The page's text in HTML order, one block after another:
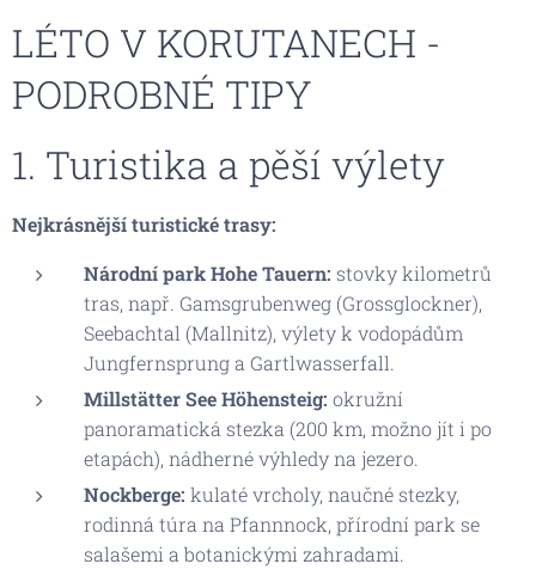
LÉTO V KORUTANECH -
PODROBNÉ TIPY
1. Turistika a pěší výlety
Nejkrásnější turistické trasy:
Národní park Hohe Tauern: stovky kilometrů
tras, např. Gamsgrubenweg (Grossglockner),
Seebachtal (Mallnitz), výlety k vodopádům
Jungfernsprung a Gartlwasserfall.
Millstätter See Höhensteig: okružní
panoramatická stezka (200 km, možno jít i po
etapách), nádherné výhledy na jezero.
Nockberge: kulaté vrcholy, naučné stezky,
rodinná túra na Pfannnock, přírodní park se
salašemi a botanickými zahradami.